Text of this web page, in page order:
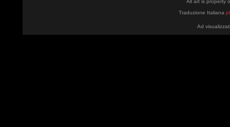
All art is property
Traduzione Italiana
Ad